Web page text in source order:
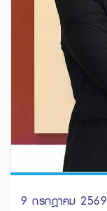
9 กรกฎาคม 2569